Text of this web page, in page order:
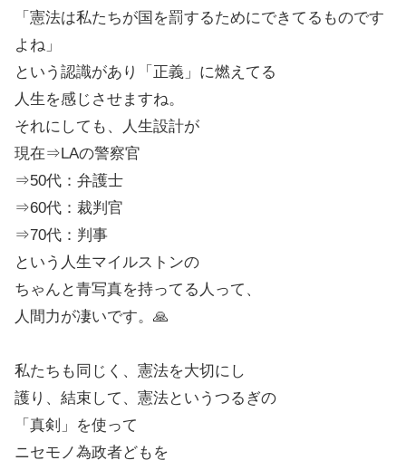
「憲法は私たちが国を罰するためにできてるものです
よね」
という認識があり「正義」に燃えてる
人生を感じさせますね。
それにしても、人生設計が
現在⇒LAの警察官
⇒50代：弁護士
⇒60代：裁判官
⇒70代：判事
という人生マイルストンの
ちゃんと青写真を持ってる人って、
人間力が凄いです。🙏
私たちも同じく、憲法を大切にし
護り、結束して、憲法というつるぎの
「真剣」を使って
ニセモノ為政者どもを